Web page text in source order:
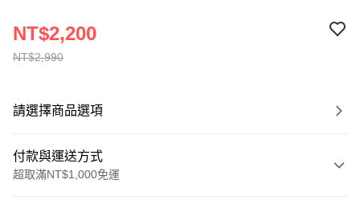
NT$2,990
NT$2,200
請選擇商品選項
付款與運送方式
超取滿NT$1,000免運